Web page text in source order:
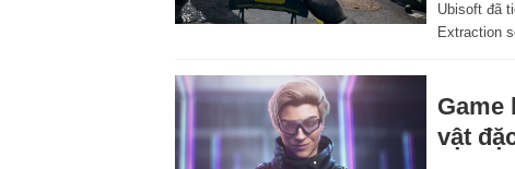
Ubisoft đã
Extraction
Game
vật